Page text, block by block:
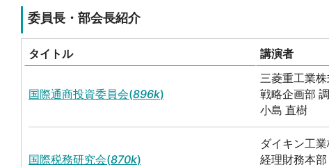
委員長・部会長紹介
タイトル 講演者
国際通商投資委員会(896k)
三菱重工業
戦略企画部
小島 直樹
国際税務研究会(870k)
ダイキン工
経理財務本